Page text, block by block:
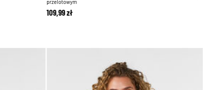
przelotowym
109,99 zł